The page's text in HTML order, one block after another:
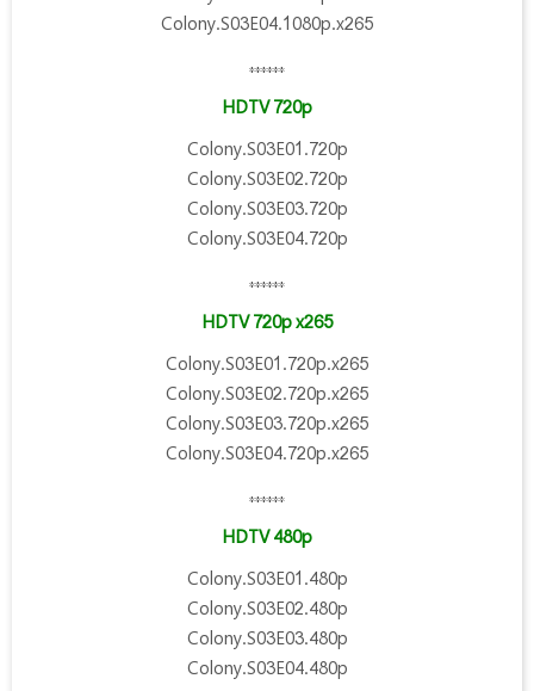
Colony.S03E04.1080p.x265
******
HDTV 720p
Colony.S03E01.720p
Colony.S03E02.720p
Colony.S03E03.720p
Colony.S03E04.720p
******
HDTV 720p x265
Colony.S03E01.720p.x265
Colony.S03E02.720p.x265
Colony.S03E03.720p.x265
Colony.S03E04.720p.x265
******
HDTV 480p
Colony.S03E01.480p
Colony.S03E02.480p
Colony.S03E03.480p
Colony.S03E04.480p